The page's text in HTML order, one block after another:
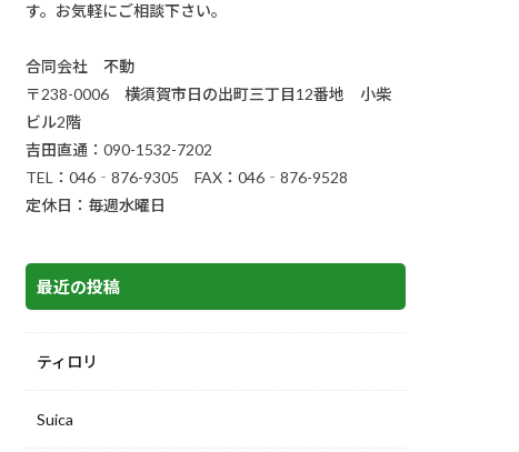
す。お気軽にご相談下さい。
合同会社 不動
〒238-0006 横須賀市日の出町三丁目12番地 小柴
ビル2階
吉田直通：090-1532-7202
TEL：046‐876-9305 FAX：046‐876-9528
定休日：毎週水曜日
最近の投稿
ティロリ
Suica